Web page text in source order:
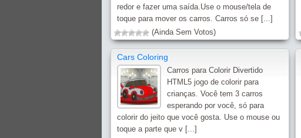
redor e fazer uma saída.Use o mouse/tela de
toque para mover os carros. Carros só se [...]
(Ainda Sem Votos)
Cars Coloring
Carros para Colorir Divertido
HTML5 jogo de colorir para
crianças. Você tem 3 carros
esperando por você, só para
colorir do jeito que você gosta. Use o mouse ou
toque a parte que v [...]